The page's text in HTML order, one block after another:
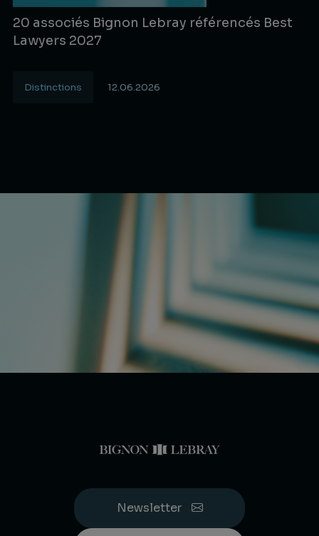
20 associés Bignon Lebray référencés Best
Lawyers 2027
Distinctions 12.06.2026
Newsletter